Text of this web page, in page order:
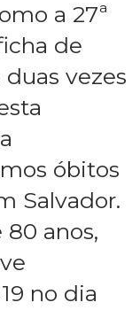
a 27ª
de
vezes
óbitos
Salvador.
anos,
no dia